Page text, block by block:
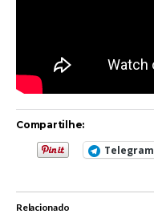
Compartilhe:
Telegram
Relacionado